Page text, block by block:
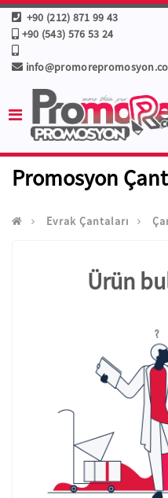
+90 (212) 871 99 43
+90 (543) 576 53 24
Promosyon
Evrak Çantaları
Ürün